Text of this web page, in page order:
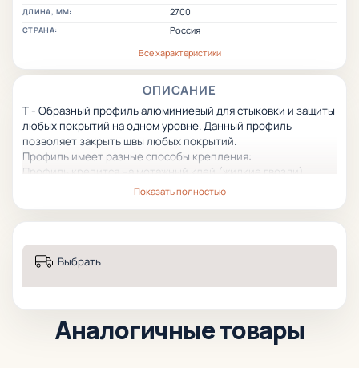
ДЛИНА, ММ: 2700
СТРАНА:
Россия
Все характеристики
ОПИСАНИЕ
Т - Образный профиль алюминиевый для стыковки и защиты
любых покрытий на одном уровне. Данный профиль
позволяет закрыть швы любых покрытий.
Профиль имеет разные способы крепления:
Профиль крепится на мотажный клей (жидкие гвозди).
Второй способ крепления связан с дополнителным базовым
дальнейшем менять Т-образный изношенный профиль не
повреждая поверхность покрытий.
Показать полностью
Выбрать
Аналогичные товары